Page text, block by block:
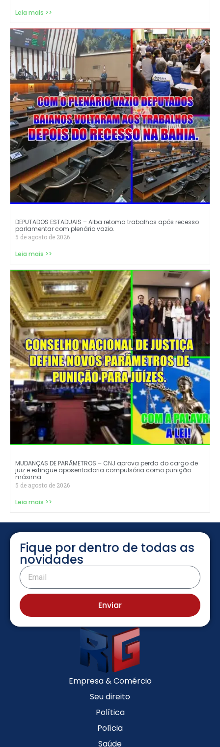
Leia mais >>
DEPUTADOS ESTADUAIS – Alba retoma trabalhos após recesso
parlamentar com plenário vazio.
5 de agosto de 2026
Leia mais >>
MUDANÇAS DE PARÃMETROS – CNJ aprova perda do cargo de
juiz e extingue aposentadoria compulsória como punição
máxima.
5 de agosto de 2026
Leia mais >>
Fique por dentro de todas as
novidades
Enviar
Empresa & Comércio
Seu direito
Política
Polícia
Saúde